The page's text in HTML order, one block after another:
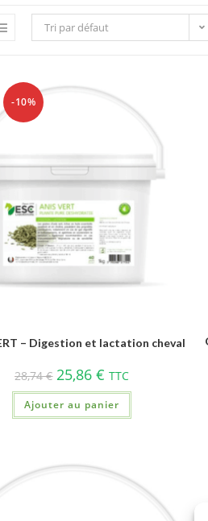
Tri par défaut
-10%
– Digestion et lactation cheval
28,74€ 25,86€ TTC
Ajouter au panier